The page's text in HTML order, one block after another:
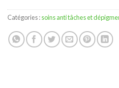
Catégories :soins anti tâches et